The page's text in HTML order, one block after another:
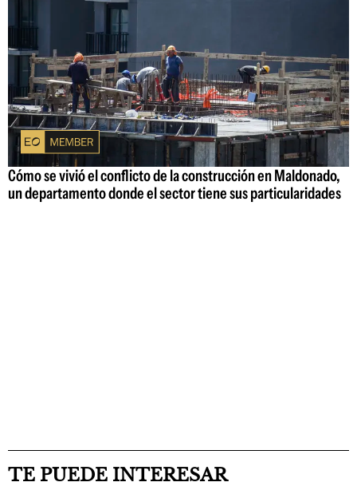
Cómo se vivió el conflicto de la construcción en Maldonado,
un departamento donde el sector tiene sus particularidades
TE PUEDE INTERESAR